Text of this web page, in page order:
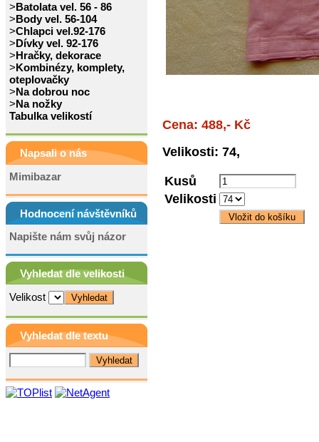
>Batolata vel. 56 - 86
>Body vel. 56-104
>Chlapci vel.92-176
>Dívky vel. 92-176
>Hračky, dekorace
>Kombinézy, komplety,
oteplovačky
>Na dobrou noc
>Na nožky
Tabulka velikostí
Napsali o nás
Mimibazar
Hodnocení návštěvníků
Napište nám svůj názor
Vyhledat dle velikosti
Velikost
Vyhledat dle textu
Cena: 488,- Kč
Velikosti: 74,
Kusů
Velikosti